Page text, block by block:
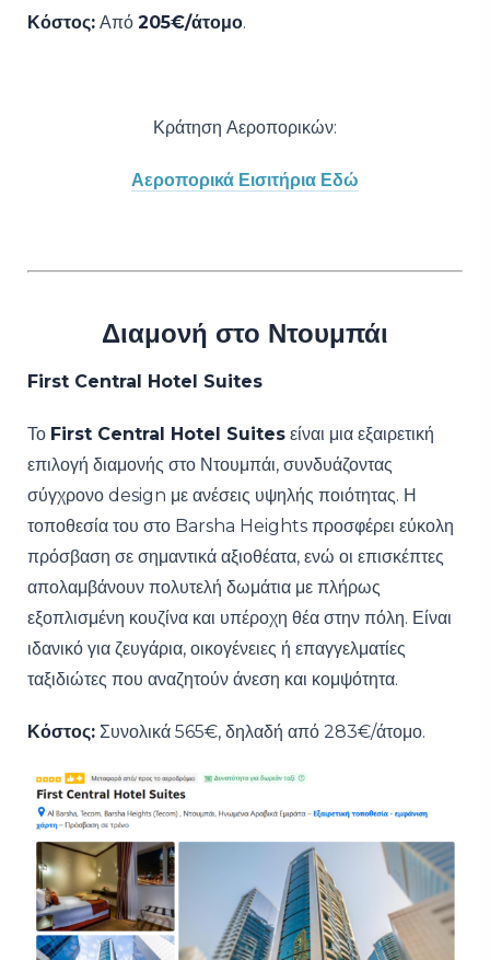
Κόστος: Από 205€/άτομο.
Κράτηση Αεροπορικών:
Αεροπορικά Εισιτήρια Εδώ
Διαμονή στο Ντουμπάι
First Central Hotel Suites
Το First Central Hotel Suites είναι μια εξαιρετική
επιλογή διαμονής στο Ντουμπάι, συνδυάζοντας
σύγχρονο design με ανέσεις υψηλής ποιότητας. Η
τοποθεσία του στο Barsha Heights προσφέρει εύκολη
πρόσβαση σε σημαντικά αξιοθέατα, ενώ οι επισκέπτες
απολαμβάνουν πολυτελή δωμάτια με πλήρως
εξοπλισμένη κουζίνα και υπέροχη θέα στην πόλη. Είναι
ιδανικό για ζευγάρια, οικογένειες ή επαγγελματίες
ταξιδιώτες που αναζητούν άνεση και κομψότητα.
Κόστος: Συνολικά 565€, δηλαδή από 283€/άτομο.